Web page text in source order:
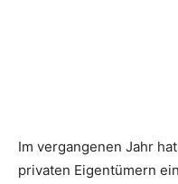
Im vergangenen Jahr
privaten Eigentümern